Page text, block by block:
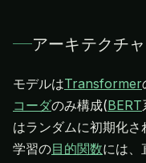
アーキテクチャ
モデルはTransformer
コーダのみ構成(BERT
はランダムに初期化さ
学習の目的関数には、